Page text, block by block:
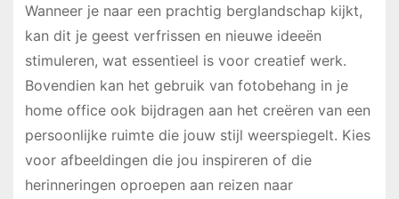
Wanneer je naar een prachtig berglandschap kijkt,
kan dit je geest verfrissen en nieuwe ideeën
stimuleren, wat essentieel is voor creatief werk.
Bovendien kan het gebruik van fotobehang in je
home office ook bijdragen aan het creëren van een
persoonlijke ruimte die jouw stijl weerspiegelt. Kies
voor afbeeldingen die jou inspireren of die
herinneringen oproepen aan reizen naar